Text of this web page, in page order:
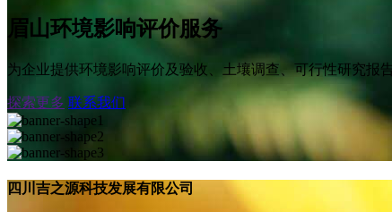
眉山环境影响评价服务
为企业提供环境影响评价及验收、土壤调查、可行性研究
探索更多 联系我们
四川吉之源科技发展有限公司